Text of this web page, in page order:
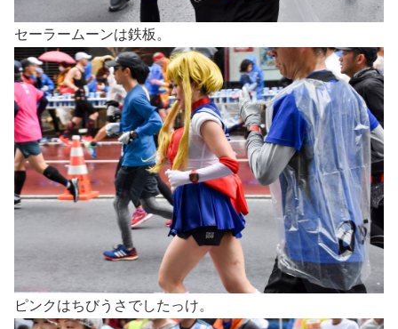
セーラームーンは鉄板。
ピンクはちびうさでしたっけ。